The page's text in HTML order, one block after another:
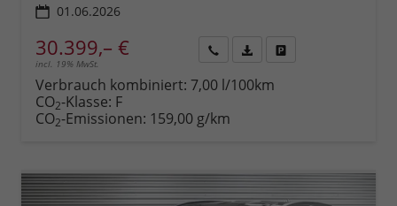
01.06.2026
30.399,– €
incl. 19% MwSt.
anfordern
Datei,
Verbrauch kombiniert: 7,00 l/100km
CO2-Klasse: F
CO2-Emissionen: 159,00 g/km